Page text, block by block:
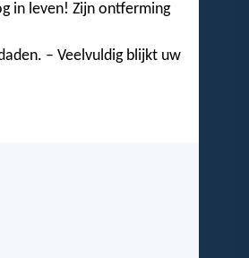
in leven! Zijn ontferming
– Veelvuldig blijkt uw